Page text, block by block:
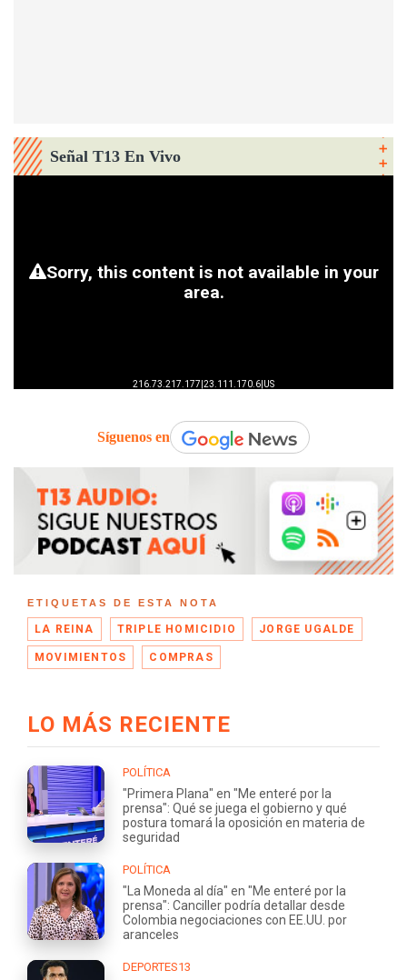
Señal T13 En Vivo
Síguenos en
ETIQUETAS DE ESTA NOTA
LA REINA TRIPLE HOMICIDIO JORGE UGALDE
MOVIMIENTOS COMPRAS
LO MÁS RECIENTE
POLÍTICA
"Primera Plana" en "Me enteré por la
prensa": Qué se juega el gobierno y qué
postura tomará la oposición en materia de
seguridad
POLÍTICA
"La Moneda al día" en "Me enteré por la
prensa": Canciller podría detallar desde
Colombia negociaciones con EE.UU. por
aranceles
DEPORTES13